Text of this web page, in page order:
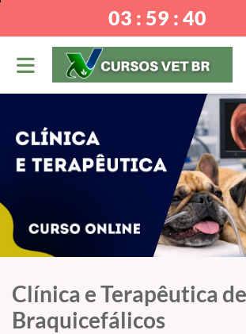
03 : 59 : 40
Clínica e Terapêutica de
Braquicefálicos